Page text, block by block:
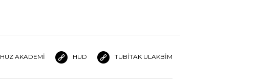
HUZ AKADEMİ HUD TUBİTAK ULAKBİM